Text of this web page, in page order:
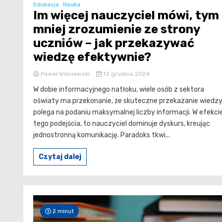
Edukacja Nauka
Im więcej nauczyciel mówi, tym
mniej zrozumienie ze strony
uczniów – jak przekazywać
wiedzę efektywnie?
Paweł Wiśniewski 13 grudnia 2024
W dobie informacyjnego natłoku, wiele osób z sektora
oświaty ma przekonanie, że skuteczne przekazanie wiedzy
polega na podaniu maksymalnej liczby informacji. W
tego podejścia, to nauczyciel dominuje dyskurs, kreując
jednostronną komunikację. Paradoks tkwi...
Czytaj dalej
2 minut